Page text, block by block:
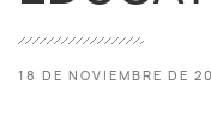
18 DE NOVIEMBRE DE